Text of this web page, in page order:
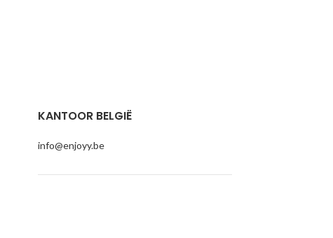
KANTOOR BELGIË
info@enjoyy.be